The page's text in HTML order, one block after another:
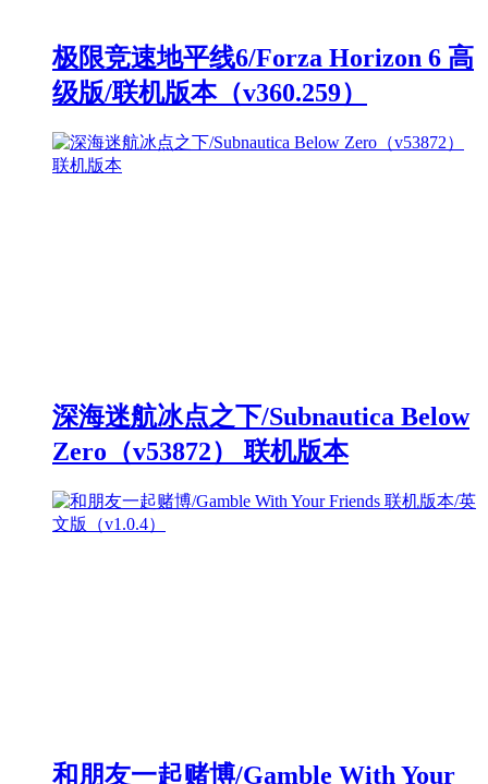
极限竞速地平线6/Forza Horizon 6 高
级版/联机版本（v360.259）
深海迷航冰点之下/Subnautica Below
Zero（v53872） 联机版本
和朋友一起赌博/Gamble With Your